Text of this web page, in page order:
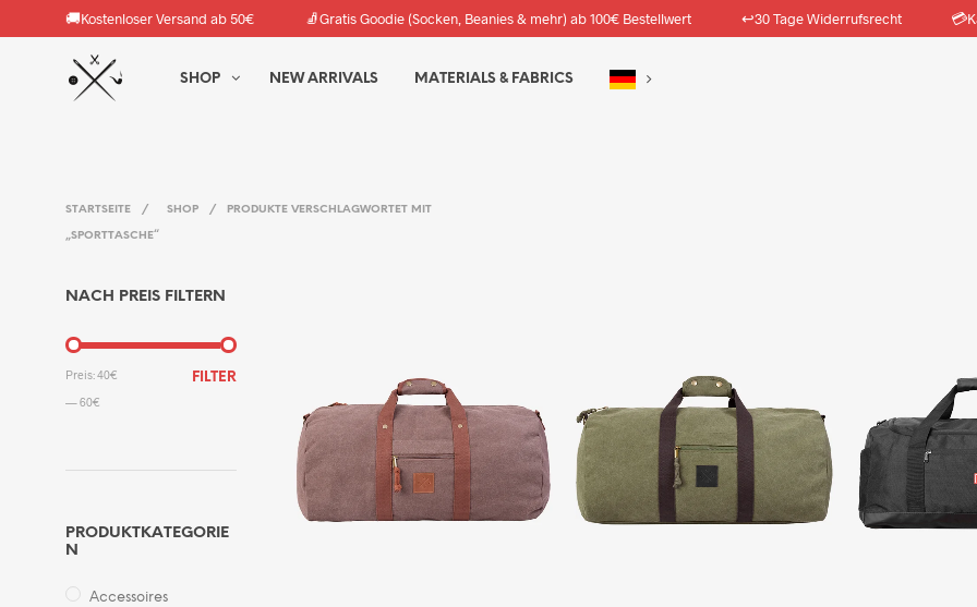
🚚Kostenloser Versand ab 50€ 🧦Gratis Goodie (Socken, Beanies & mehr) ab 100€ Bestellwert ↩️30 Tage Widerrufsrecht 💳
SHOP NEW ARRIVALS MATERIALS & FABRICS
STARTSEITE / SHOP / PRODUKTE VERSCHLAGWORTET MIT
„SPORTTASCHE“
NACH PREIS FILTERN
MIN.
PREIS
MAX.
PREIS
FILTER
Preis:40€
—60€
PRODUKTKATEGORIE
N
Accessoires